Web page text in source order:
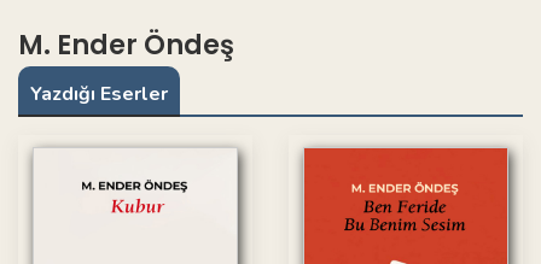
M. Ender Öndeş
Yazdığı Eserler